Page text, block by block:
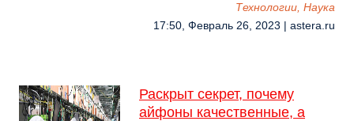
Технологии, Наука
17:50, Февраль 26, 2023 | astera.ru
Раскрыт секрет, почему
айфоны качественные, а